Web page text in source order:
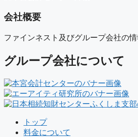
会社概要
ファインネスト及びグループ会社の
グループ会社について
トップ
料金について